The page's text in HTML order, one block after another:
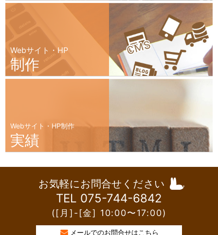
Webサイト・HP
制作
Webサイト・HP制作
実績
お気軽にお問合せください
TEL 075-744-6842
([月]-[金] 10:00〜17:00)
メールでのお問合せはこちら